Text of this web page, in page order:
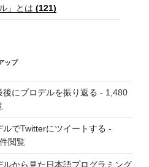
」とは (121)
ップ
後にプロデルを振り返る - 1,480
ルでTwitterにツイートする -
閲覧
ルから見た日本語プログラミング